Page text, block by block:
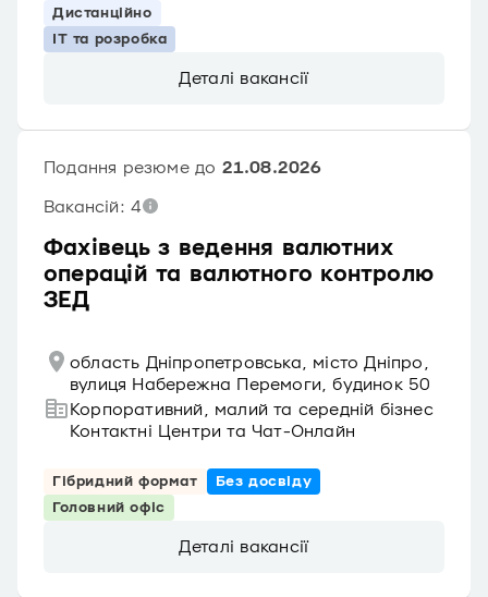
Дистанційно
IT та розробка
Деталі вакансії
Фахівець з ведення валютних
операцій та валютного контролю
ЗЕД
Подання резюме до 21.08.2026
Вакансій: 4
область Дніпропетровська, місто Дніпро,
вулиця Набережна Перемоги, будинок 50
Корпоративний, малий та середній бізнес
Контактні Центри та Чат-Онлайн
Гібридний формат
Без досвіду
Головний офіс
Деталі вакансії